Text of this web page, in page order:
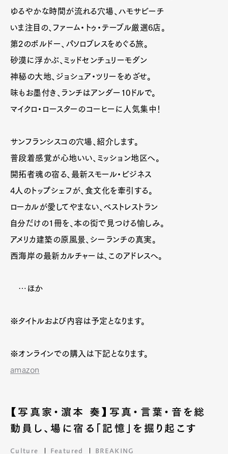
ゆるやかな時間が流れる穴場、ハモサビーチ
いま注目の、ファーム・トゥ・テーブル厳選6店。
第2のボルドー、パソロブレスをめぐる旅。
砂漠に浮かぶ、ミッドセンチュリーモダン
神秘の大地、ジョシュア・ツリーをめざせ。
味もお墨付き、ランチはアンダー10ドルで。
マイクロ・ロースターのコーヒーに人気集中！
サンフランシスコの穴場、紹介します。
普段着感覚が心地いい、ミッション地区へ。
開拓者魂の宿る、最新スモール・ビジネス
4人のトップシェフが、食文化を牽引する。
ローカルが愛してやまない、ベストレストラン
自分だけの1冊を、本の街で見つける愉しみ。
アメリカ建築の原風景、シーランチの真実。
西海岸の最新カルチャーは、このアドレスへ。
…ほか
※タイトルおよび内容は予定となります。
※オンラインでの購入は下記となります。
amazon
【写真家・濵本 奏】写真・言葉・音を総
動員し、場に宿る「記憶」を掘り起こす
Culture Featured BREAKING